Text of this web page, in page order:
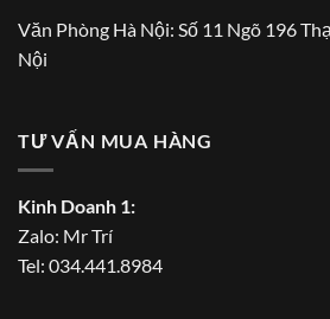
Văn Phòng Hà Nội: Số 11 Ngõ 196
Nội
TƯ VẤN MUA HÀNG
Kinh Doanh 1:
Zalo: Mr Trí
Tel: 034.441.8984